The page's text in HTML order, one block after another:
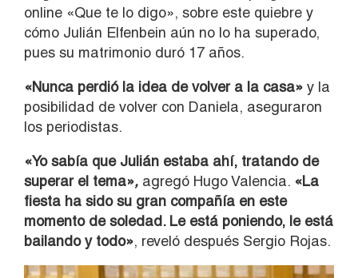
online «Que te lo digo», sobre este quiebre y
cómo Julián Elfenbein aún no lo ha superado,
pues su matrimonio duró 17 años.
«Nunca perdió la idea de volver a la casa» y la
posibilidad de volver con Daniela, aseguraron
los periodistas.
«Yo sabía que Julián estaba ahí, tratando de
superar el tema», agregó Hugo Valencia. «La
fiesta ha sido su gran compañía en este
momento de soledad. Le está poniendo, le está
bailando y todo», reveló después Sergio Rojas.